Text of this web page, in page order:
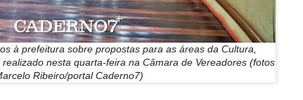
à prefeitura sobre propostas para as áreas da Cultura,
nesta quarta-feira na Câmara de Vereadores (fotos
Ribeiro/portal Caderno7)